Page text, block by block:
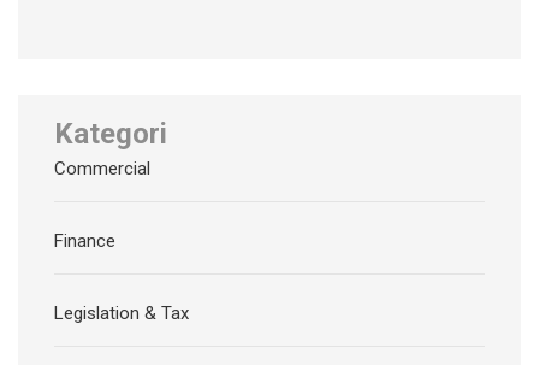
Kategori
Commercial
Finance
Legislation & Tax